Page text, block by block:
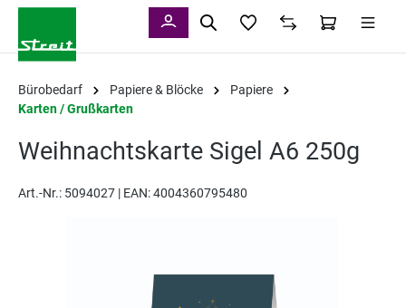
Bürobedarf Papiere & Blöcke
Papiere
Karten / Grußkarten
Weihnachtskarte Sigel A6 250g
Art.-Nr.: 5094027 | EAN: 4004360795480